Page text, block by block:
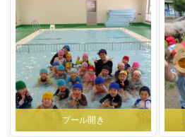
プール開き